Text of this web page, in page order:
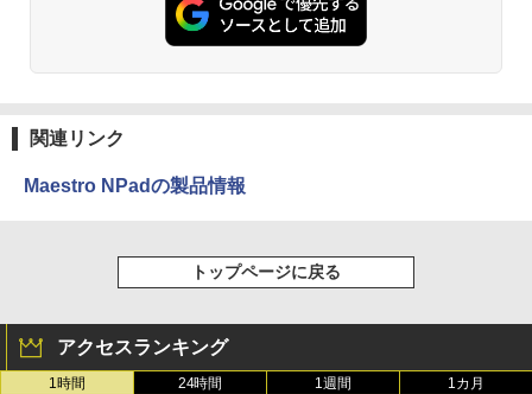
関連リンク
Maestro NPadの製品情報
トップページに戻る
アクセスランキング
1時間 24時間 1週間 1カ月